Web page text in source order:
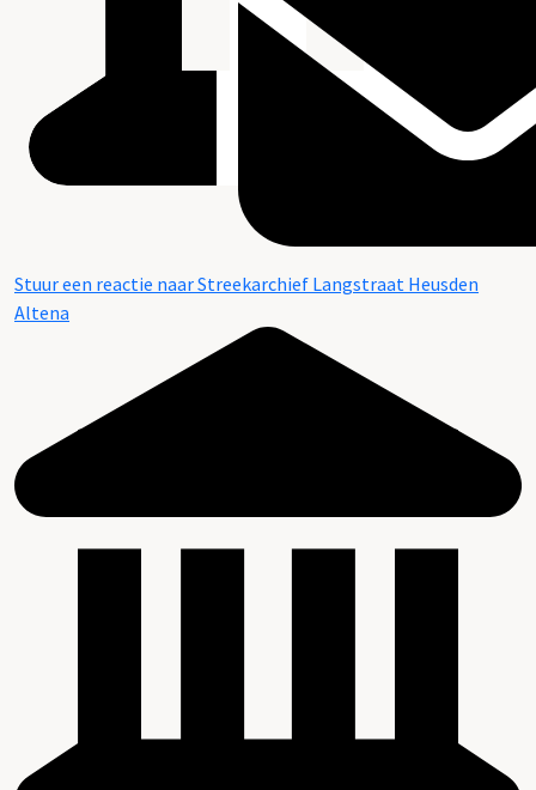
Stuur een reactie naar Streekarchief Langstraat Heusden
Altena